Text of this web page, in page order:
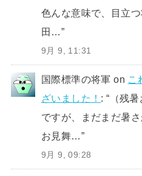
色んな意味で、目立
田…”
9月 9, 11:31
国際標準の将軍 on こ
ざいました！ : “ （残
ですが、まだまだ暑
お見舞…”
9月 9, 09:28